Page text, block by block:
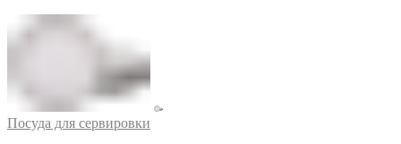
Посуда для сервировки